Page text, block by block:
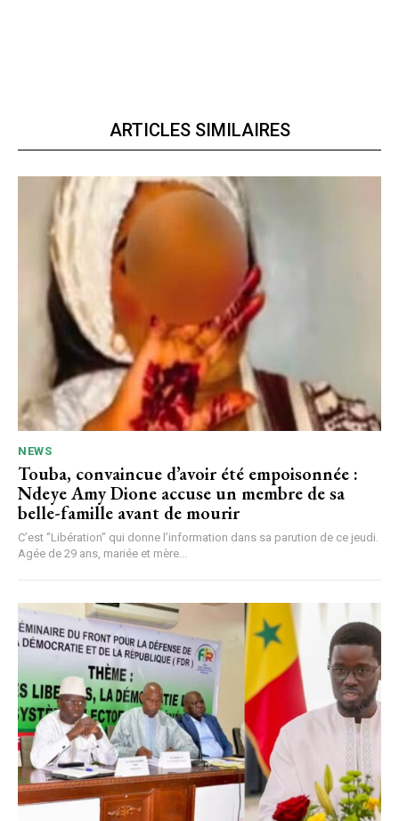
ARTICLES SIMILAIRES
NEWS
Touba, convaincue d’avoir été empoisonnée :
Ndeye Amy Dione accuse un membre de sa
belle-famille avant de mourir
C’est ‘’Libération’’ qui donne l’information dans sa parution de ce jeudi.
Agée de 29 ans, mariée et mère...